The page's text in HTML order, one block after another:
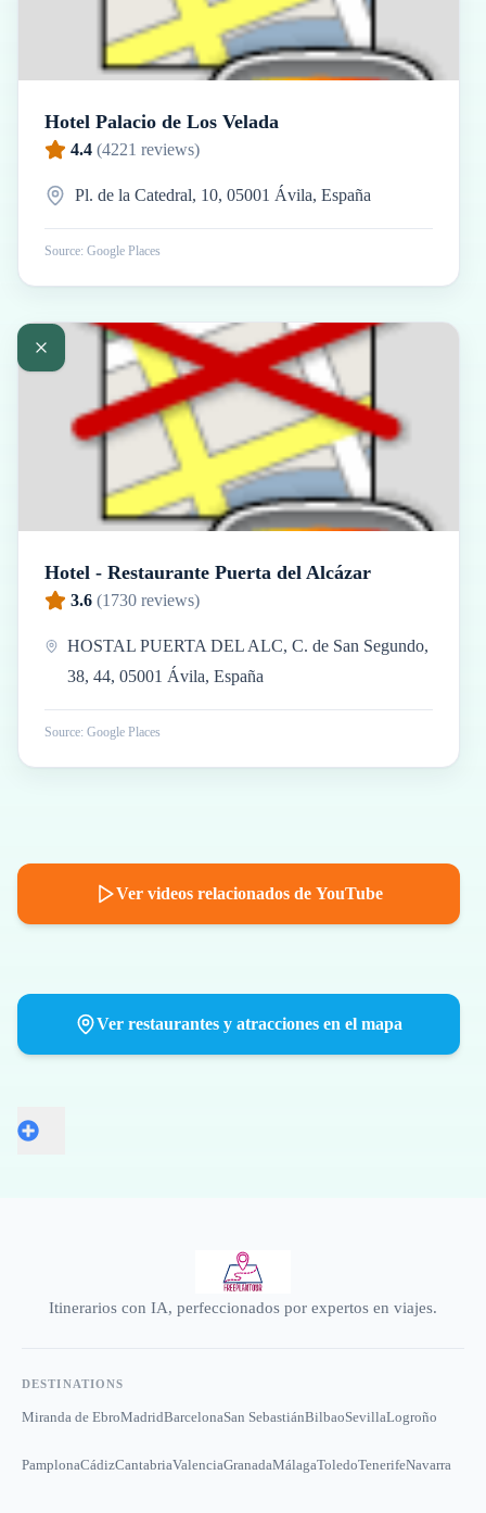
Hotel Palacio de Los Velada
4.4 (4221 reviews)
Pl. de la Catedral, 10, 05001 Ávila, España
Source: Google Places
Hotel - Restaurante Puerta del Alcázar
3.6 (1730 reviews)
HOSTAL PUERTA DEL ALC, C. de San Segundo,
38, 44, 05001 Ávila, España
Source: Google Places
Ver videos relacionados de YouTube
Ver restaurantes y atracciones en el mapa
Itinerarios con IA, perfeccionados por expertos en viajes.
DESTINATIONS
Miranda de EbroMadridBarcelonaSan SebastiánBilbaoSevillaLogroño
PamplonaCádizCantabriaValenciaGranadaMálagaToledoTenerifeNavarra